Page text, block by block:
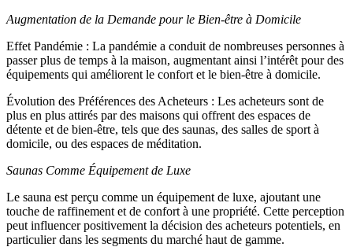
Augmentation de la Demande pour le Bien-être à Domicile
Effet Pandémie : La pandémie a conduit de nombreuses personnes à
passer plus de temps à la maison, augmentant ainsi l’intérêt pour des
équipements qui améliorent le confort et le bien-être à domicile.
Évolution des Préférences des Acheteurs : Les acheteurs sont de
plus en plus attirés par des maisons qui offrent des espaces de
détente et de bien-être, tels que des saunas, des salles de sport à
domicile, ou des espaces de méditation.
Saunas Comme Équipement de Luxe
Le sauna est perçu comme un équipement de luxe, ajoutant une
touche de raffinement et de confort à une propriété. Cette perception
peut influencer positivement la décision des acheteurs potentiels, en
particulier dans les segments du marché haut de gamme.